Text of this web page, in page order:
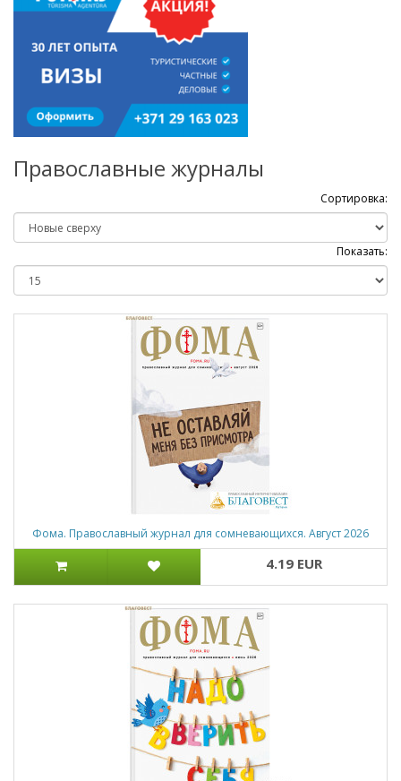
Православные журналы
Сортировка:
Показать:
Фома. Православный журнал для сомневающихся. Август 2026
4.19 EUR